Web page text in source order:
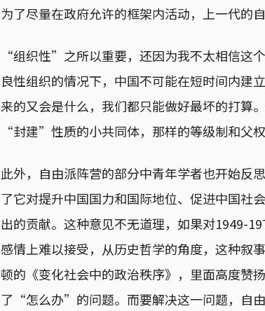
为了尽量在政府允许的框架内活动，上一代的
“组织性”之所以重要，还因为我不太相信这
良性组织的情况下，中国不可能在短时间内建
来的又会是什么，我们都只能做好最坏的打算
“封建”性质的小共同体，那样的等级制和父
此外，自由派阵营的部分中青年学者也开始反
了它对提升中国国力和国际地位、促进中国社
出的贡献。这种意见不无道理，如果对1949-
感情上难以接受，从历史哲学的角度，这种叙
顿的《变化社会中的政治秩序》，里面高度赞
了“怎么办”的问题。而要解决这一问题，自